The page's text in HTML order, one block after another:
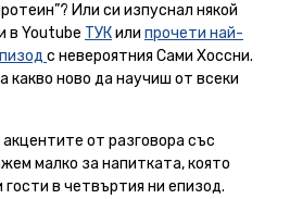
Или си изпуснал някой
в Youtube ТУКили прочети най-
с невероятния Сами Хоссни.
какво ново да научиш от всеки
от разговора със
малко за напитката, която
в четвъртия ни епизод.